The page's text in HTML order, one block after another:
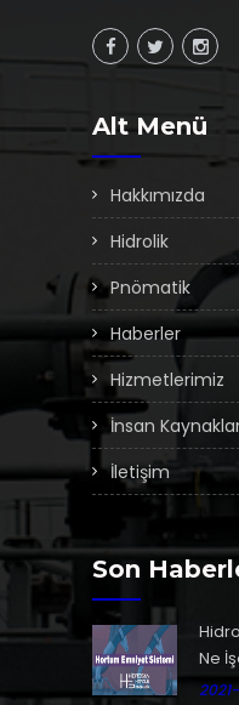
Alt Menü
Hakkımızda
Hidrolik
Pnömatik
Haberler
Hizmetlerimiz
İnsan
İletişim
Son
Ne